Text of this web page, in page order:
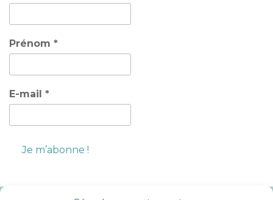
Prénom *
E-mail *